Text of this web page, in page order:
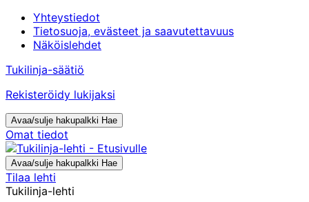
Yhteystiedot
Tietosuoja, evästeet ja saavutettavuus
Näköislehdet
Tukilinja-säätiö
Rekisteröidy lukijaksi
Avaa/sulje hakupalkki Hae
Omat tiedot
Avaa/sulje hakupalkki Hae
Tilaa lehti
Tukilinja-lehti